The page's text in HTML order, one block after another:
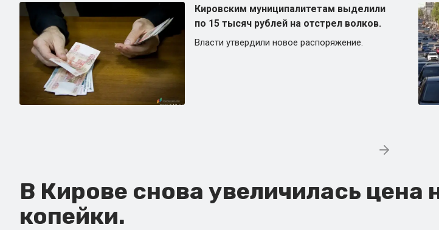
Кировским муниципалитетам выделили
по 15 тысяч рублей на отстрел волков.
Власти утвердили новое распоряжение.
В Кирове снова увеличилась цена
копейки.